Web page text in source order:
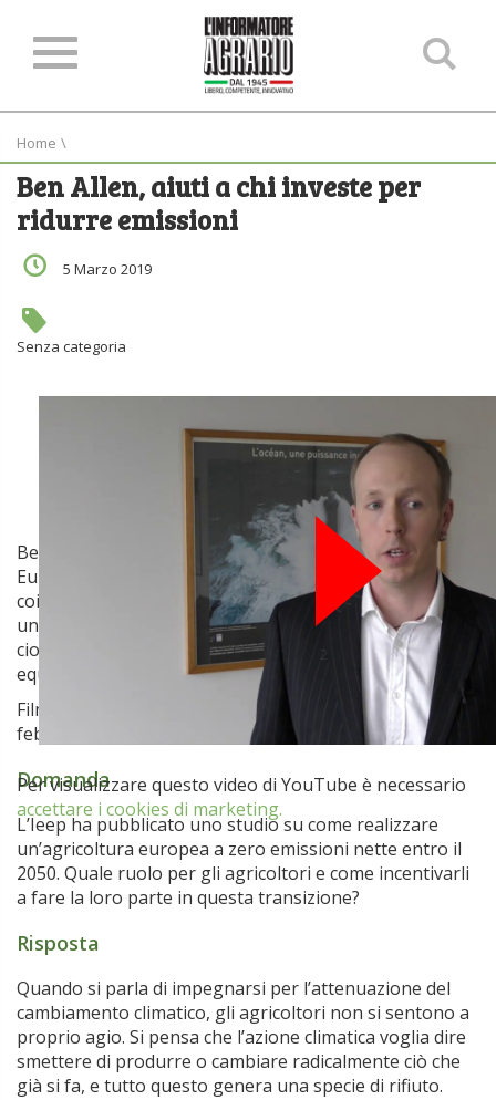
Home \
Ben Allen, aiuti a chi investe per
ridurre emissioni
5 Marzo 2019
Senza categoria
Per visualizzare questo video di YouTube è necessario
accettare i cookies di marketing.
Ben Allen, responsabile agricoltura dell’Istituto
Europeo Politiche ambientali (Ieep), parla di come
coinvolgere gli agricoltori nell’obiettivo di realizzare
un’agricoltura europea a zero emissioni nette (in cui,
cioè, emissioni e assorbimento di CO
siano in
equilibrio).
Filmato alla European Climate Foundation, Bruxelles 28
febbraio 2019.
Domanda
L’Ieep ha pubblicato uno studio su come realizzare
un’agricoltura europea a zero emissioni nette entro il
2050. Quale ruolo per gli agricoltori e come incentivarli
a fare la loro parte in questa transizione?
Risposta
Quando si parla di impegnarsi per l’attenuazione del
cambiamento climatico, gli agricoltori non si sentono a
proprio agio. Si pensa che l’azione climatica voglia dire
smettere di produrre o cambiare radicalmente ciò che
già si fa, e tutto questo genera una specie di rifiuto.